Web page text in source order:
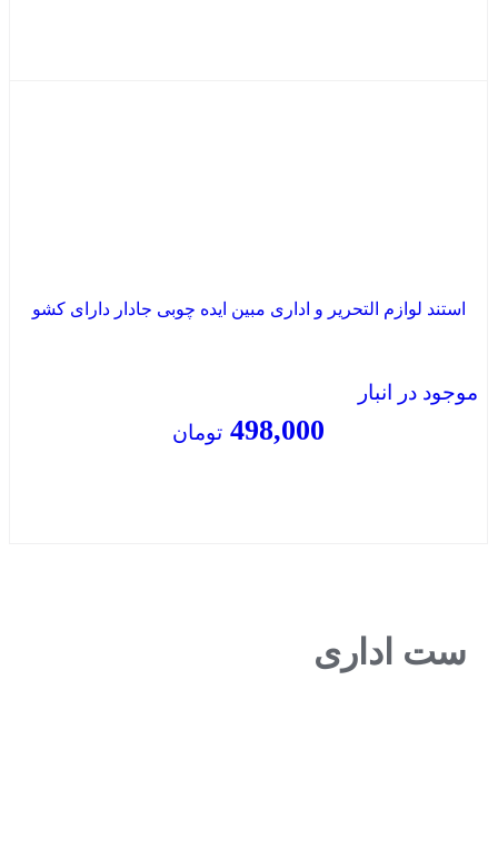
استند لوازم التحریر و اداری مبین ایده چوبی جادار دارای کشو
موجود در انبار
498,000 تومان
ست اداری